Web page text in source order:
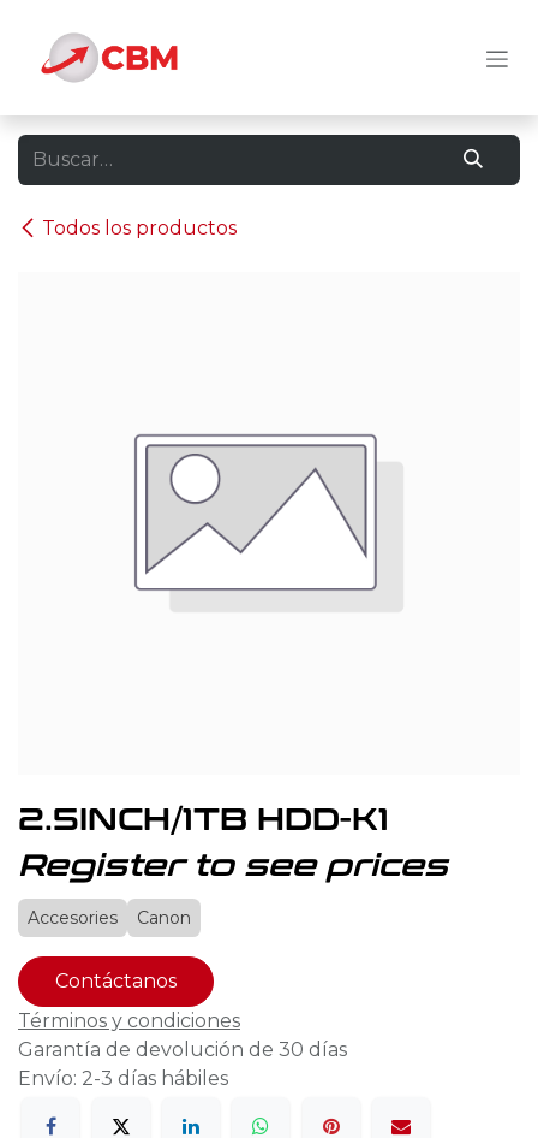
Todos los productos
2.5INCH/1TB HDD-K1
Register to see prices
Accesories Canon
Contáctanos
Términos y condiciones
Garantía de devolución de 30 días
Envío: 2-3 días hábiles